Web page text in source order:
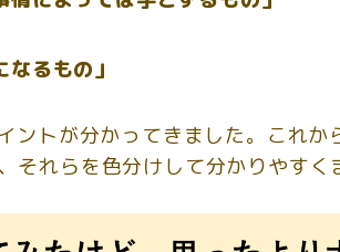
るもの」
ントが分かってきました。これか
それらを色分けして分かりやすく